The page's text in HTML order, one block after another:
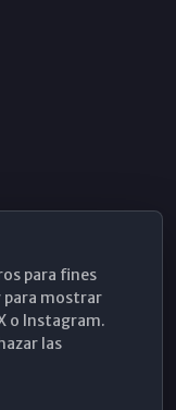
para fines
para mostrar
o Instagram.
las